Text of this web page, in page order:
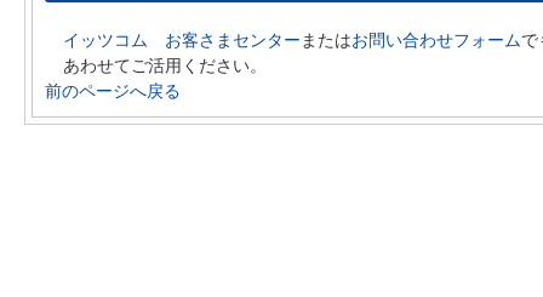
イッツコム お客さまセンター またはお問い合わせフォームで
あわせてご活用ください。
前のページへ戻る